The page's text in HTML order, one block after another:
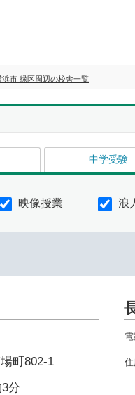
浜市 緑区周辺の校舎一覧
中学受験
映像授業 浪
町802-1
分